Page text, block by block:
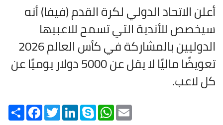
أعلن الاتحاد الدولي لكرة القدم (فيفا) أنه
سيخصص للأندية التي تسمح للاعبيها
الدوليين بالمشاركة في كأس العالم 2026
تعويضًا ماليًا لا يقل عن 5000 دولار يوميًا عن
كل لاعب.
Share
FacebookTwitterLinkedInSkype
WhatsAppEmail